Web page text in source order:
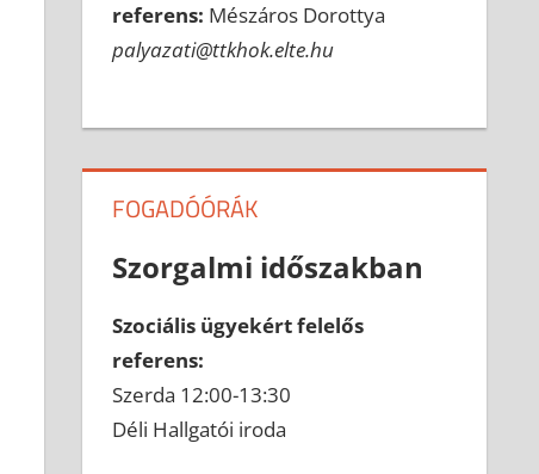
referens: Mészáros Dorottya
palyazati@ttkhok.elte.hu
FOGADÓÓRÁK
Szorgalmi időszakban
Szociális ügyekért felelős
referens:
Szerda 12:00-13:30
Déli Hallgatói iroda